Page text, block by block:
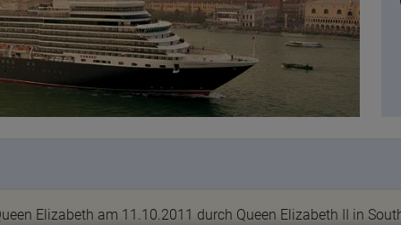
Elizabeth am 11.10.2011 durch Queen Elizabeth II in